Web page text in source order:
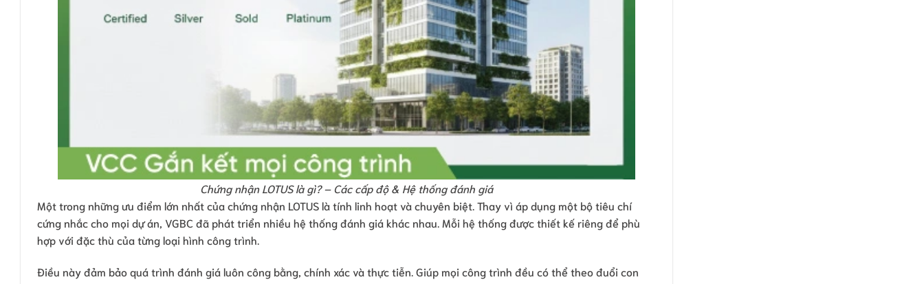
Chứng nhận LOTUS là gì? – Các cấp độ & Hệ thống đánh giá
Một trong những ưu điểm lớn nhất của chứng nhận LOTUS là tính linh hoạt và chuyên biệt. Thay vì áp dụng một bộ tiêu chí
cứng nhắc cho mọi dự án, VGBC đã phát triển nhiều hệ thống đánh giá khác nhau. Mỗi hệ thống được thiết kế riêng để phù
hợp với đặc thù của từng loại hình công trình.
Điều này đảm bảo quá trình đánh giá luôn công bằng, chính xác và thực tiễn. Giúp mọi công trình đều có thể theo đuổi con